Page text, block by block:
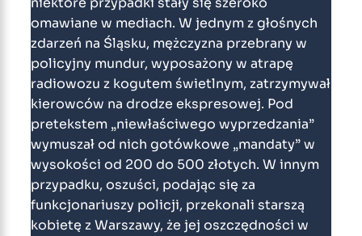
omawiane w mediach. W jednym z głośnych
zdarzeń na Śląsku, mężczyzna przebrany w
policyjny mundur, wyposażony w atrapę
radiowozu z kogutem świetlnym, zatrzymywał
kierowców na drodze ekspresowej. Pod
pretekstem „niewłaściwego wyprzedzania”
wymuszał od nich gotówkowe „mandaty” w
wysokości od 200 do 500 złotych. W innym
przypadku, oszuści, podając się za
funkcjonariuszy policji, przekonali starszą
kobietę z Warszawy, że jej oszczędności w